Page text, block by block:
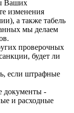
Ваших
изменения
а также табель
мы делаем
проверочных
будет ли
если штрафные
документы -
и расходные